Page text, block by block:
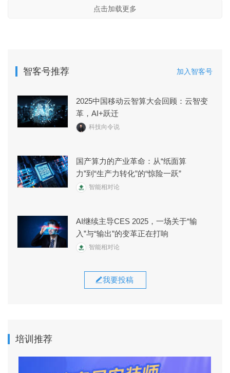
点击加载更多
智客号推荐 加入智客号
2025中国移动云智算大会回顾：云智变
革，AI+跃迁
科技向令说
国产算力的产业革命：从“纸面算
力”到“生产力转化”的“惊险一跃”
智能相对论
AI继续主导CES 2025，一场关于“输
入”与“输出”的变革正在打响
智能相对论
我要投稿
培训推荐